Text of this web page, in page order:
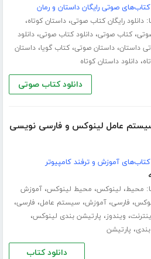
کتاب‌های صوتی رایگان داستان و رمان
دانلود رایگان کتاب صوتی،داستان کوتاه،
،کتاب صوتی،دانلود کتاب صوتی،دانلود
داستان،داستان صوتی،کتاب گویا،داستان
،دانلود داستان کوتاه
دانلود کتاب صوتی
عامل لینوکس و فارسی نویسی
کتاب‌های آموزش و ترفند کامپیوتر
محیط، لینوکس، محیط لینوکس،آموزش
، فارسی،آموزش، سیستم عامل، فارسی،
، ویندوز، پارتیشن بندی لینوکس،
، پارتیشن
دانلود کتاب